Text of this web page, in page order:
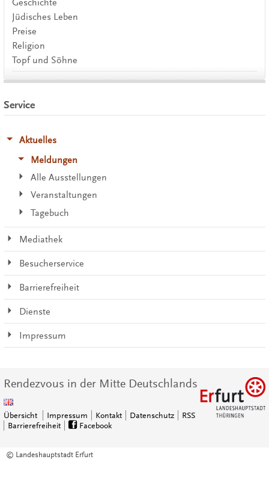
Geschichte
Jüdisches Leben
Preise
Religion
Topf und Söhne
Service
Aktuelles
Meldungen
Alle Ausstellungen
Veranstaltungen
Tagebuch
Mediathek
Besucherservice
Barrierefreiheit
Dienste
Impressum
Rendezvous in der Mitte Deutschlands
Übersicht Impressum Kontakt Datenschutz
RSS
Barrierefreiheit
Facebook
© Landeshauptstadt Erfurt